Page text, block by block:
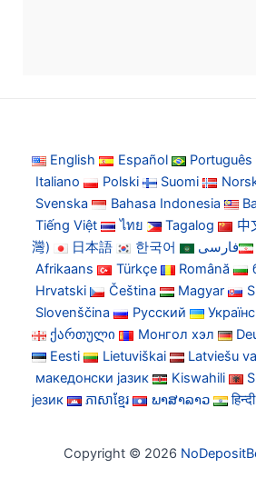
English Español Português
Italiano
Polski Suomi
Svenska
Bahasa Indonesia
Tiếng Việt
ไทย Tagalog 中
灣)
日本語 한국어
فارسی
Afrikaans
Türkçe Română
Hrvatski
Čeština Magyar
Slovenščina
Русский
ქართული
Монгол хэл
Eesti
Lietuviškai
Latviešu
македонски јазик
Kiswahili
језик
ភាសាខ្មែរ ພາສາລາວ हिन्दी
Copyright © 2026